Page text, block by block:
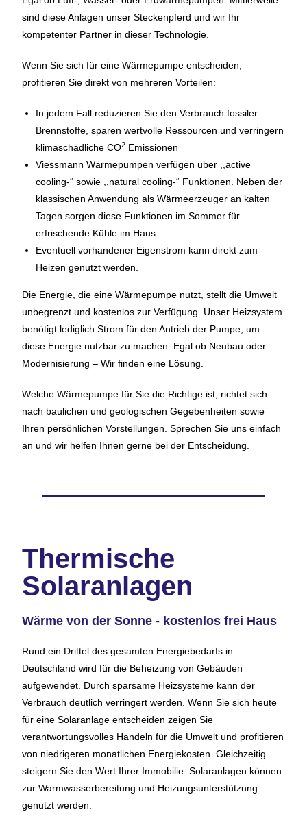
sind diese Anlagen unser Steckenpferd und wir Ihr
kompetenter Partner in dieser Technologie.
Wenn Sie sich für eine Wärmepumpe entscheiden,
profitieren Sie direkt von mehreren Vorteilen:
In jedem Fall reduzieren Sie den Verbrauch fossiler
Brennstoffe, sparen wertvolle Ressourcen und verringern
klimaschädliche CO2 Emissionen
Viessmann Wärmepumpen verfügen über ,,active
cooling-“ sowie ,,natural cooling-“ Funktionen. Neben der
klassischen Anwendung als Wärmeerzeuger an kalten
Tagen sorgen diese Funktionen im Sommer für
erfrischende Kühle im Haus.
Eventuell vorhandener Eigenstrom kann direkt zum
Heizen genutzt werden.
Die Energie, die eine Wärmepumpe nutzt, stellt die Umwelt
unbegrenzt und kostenlos zur Verfügung. Unser Heizsystem
benötigt lediglich Strom für den Antrieb der Pumpe, um
diese Energie nutzbar zu machen. Egal ob Neubau oder
Modernisierung – Wir finden eine Lösung.
Welche Wärmepumpe für Sie die Richtige ist, richtet sich
nach baulichen und geologischen Gegebenheiten sowie
Ihren persönlichen Vorstellungen. Sprechen Sie uns einfach
an und wir helfen Ihnen gerne bei der Entscheidung.
Thermische
Solaranlagen
Wärme von der Sonne - kostenlos frei Haus
Rund ein Drittel des gesamten Energiebedarfs in
Deutschland wird für die Beheizung von Gebäuden
aufgewendet. Durch sparsame Heizsysteme kann der
Verbrauch deutlich verringert werden. Wenn Sie sich heute
für eine Solaranlage entscheiden zeigen Sie
verantwortungsvolles Handeln für die Umwelt und profitieren
von niedrigeren monatlichen Energiekosten. Gleichzeitig
steigern Sie den Wert Ihrer Immobilie. Solaranlagen können
zur Warmwasserbereitung und Heizungsunterstützung
genutzt werden.